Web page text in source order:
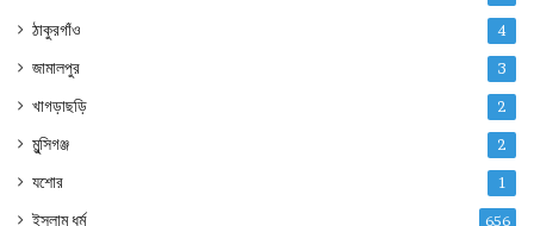
ঠাকুরগাঁও 4
জামালপুর 3
খাগড়াছড়ি 2
মুন্সিগঞ্জ 2
যশোর 1
ইসলাম ধর্ম 656